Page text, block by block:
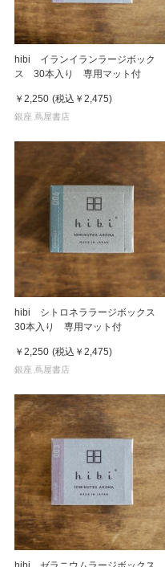
hibi イランイランラージボック
ス 30本入り 専用マット付
￥2,250 (税込 ￥2,475)
銀座 蔦屋書店
hibi シトロネララージボックス
30本入り 専用マット付
￥2,250 (税込 ￥2,475)
銀座 蔦屋書店